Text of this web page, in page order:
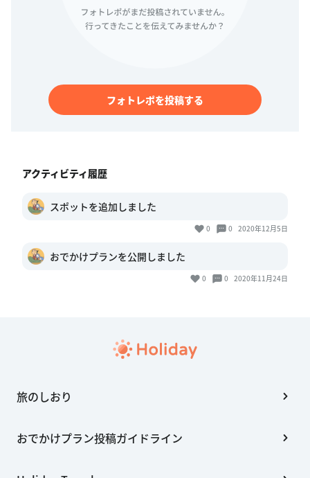
フォトレポを投稿する
アクティビティ履歴
スポットを追加しました
0 0 2020年12月5日
おでかけプランを公開しました
0 0 2020年11月24日
旅のしおり
おでかけプラン投稿ガイドライン